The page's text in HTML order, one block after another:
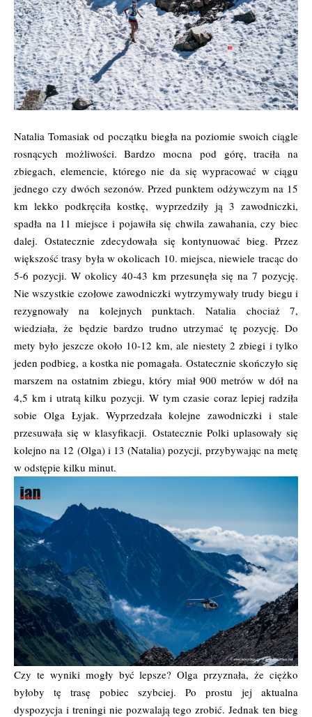
Natalia Tomasiak od początku biegła na poziomie swoich ciągle
rosnących możliwości. Bardzo mocna pod górę, traciła na
zbiegach, elemencie, którego nie da się wypracować w ciągu
jednego czy dwóch sezonów. Przed punktem odżywczym na 15
km lekko podkręciła kostkę, wyprzedziły ją 3 zawodniczki,
spadła na 11 miejsce i pojawiła się chwila zawahania, czy biec
dalej. Ostatecznie zdecydowała się kontynuować bieg. Przez
większość trasy była w okolicach 10. miejsca, niewiele tracąc do
5-6 pozycji. W okolicy 40-43 km przesunęła się na 7 pozycję.
Nie wszystkie czołowe zawodniczki wytrzymywały trudy biegu i
rezygnowały na kolejnych punktach. Natalia chociaż 7,
wiedziała, że będzie bardzo trudno utrzymać tę pozycję. Do
mety było jeszcze około 10-12 km, ale niestety 2 zbiegi i tylko
jeden podbieg, a kostka nie pomagała. Ostatecznie skończyło się
marszem na ostatnim zbiegu, który miał 900 metrów w dół na
4,5 km i utratą kilku pozycji. W tym czasie coraz lepiej radziła
sobie Olga Łyjak. Wyprzedzała kolejne zawodniczki i stale
przesuwała się w klasyfikacji. Ostatecznie Polki uplasowały się
kolejno na 12 (Olga) i 13 (Natalia) pozycji, przybywając na metę
w odstępie kilku minut.
Czy te wyniki mogły być lepsze? Olga przyznała, że ciężko
byłoby tę trasę pobiec szybciej. Po prostu jej aktualna
dyspozycja i treningi nie pozwalają tego zrobić. Jednak ten bieg